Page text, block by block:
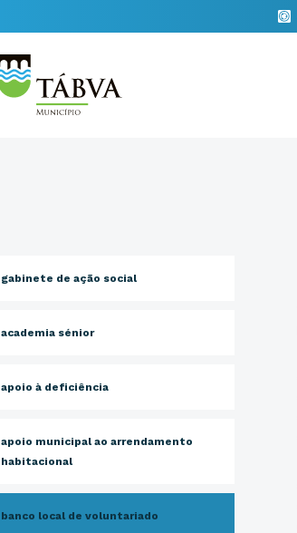
gabinete de ação social
academia sénior
apoio à deficiência
apoio municipal ao arrendamento
habitacional
banco local de voluntariado